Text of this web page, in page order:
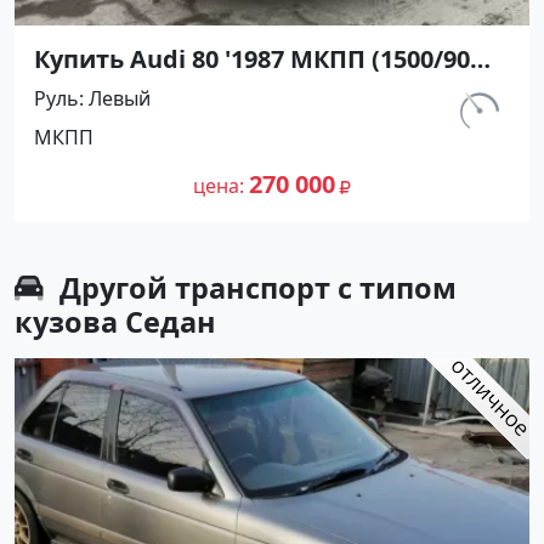
Купить Audi 80 '1987 МКПП (1500/90
л.с.) Бензин инжектор Анапа цвет
Бордовый Седан по цене 270000
рублей, объявление №25594 на сайте
Авторынок23
км.
Руль Левый
МКПП
цена 270 000
Другой транспорт с типом
кузова Седан